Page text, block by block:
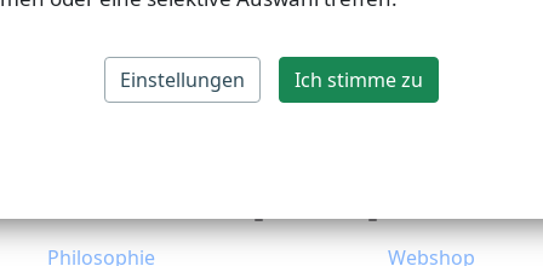
Philosophie
Webshop
Einstellungen Ich stimme zu